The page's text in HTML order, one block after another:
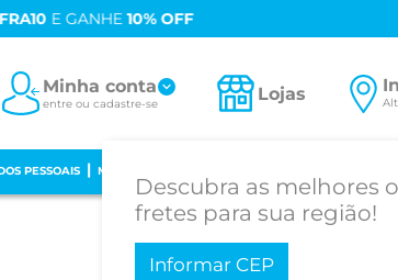
E GANHE10% OFF
Minha conta
entre ou cadastre-se Lojas
Descubra as melhores
fretes para sua região!
Informar CEP
PESSOAIS MAMÃE E BEBÊ